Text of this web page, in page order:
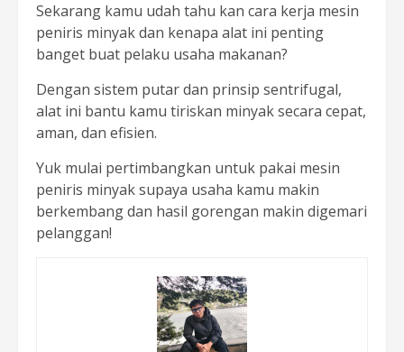
Sekarang kamu udah tahu kan cara kerja mesin
peniris minyak dan kenapa alat ini penting
banget buat pelaku usaha makanan?
Dengan sistem putar dan prinsip sentrifugal,
alat ini bantu kamu tiriskan minyak secara cepat,
aman, dan efisien.
Yuk mulai pertimbangkan untuk pakai mesin
peniris minyak supaya usaha kamu makin
berkembang dan hasil gorengan makin digemari
pelanggan!